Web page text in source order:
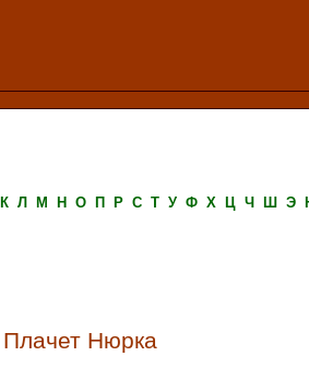
К Л М Н О П Р С Т У Ф Х Ц Ч Ш Э
Плачет Нюрка